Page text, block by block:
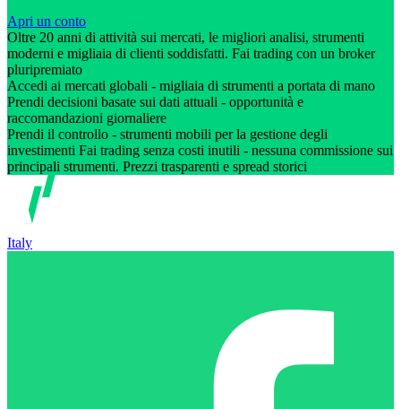
Apri un conto
Oltre 20 anni di attività sui mercati, le migliori analisi, strumenti
moderni e migliaia di clienti soddisfatti. Fai trading con un broker
pluripremiato
Accedi ai mercati globali - migliaia di strumenti a portata di mano
Prendi decisioni basate sui dati attuali - opportunità e
raccomandazioni giornaliere
Prendi il controllo - strumenti mobili per la gestione degli
investimenti Fai trading senza costi inutili - nessuna commissione sui
principali strumenti. Prezzi trasparenti e spread storici
Italy